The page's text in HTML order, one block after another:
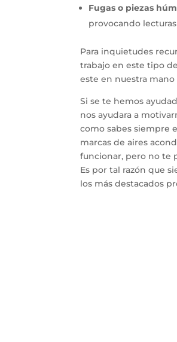
Fugas o piezas
provocando
Para inquietudes
trabajo en este tipo
este en nuestra mano
Si se te hemos
nos ayudara a
como sabes siempre
marcas de aires
funcionar, pero no te
Es por tal razón que
los más destacados